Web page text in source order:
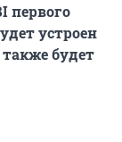
первого
устроен
будет